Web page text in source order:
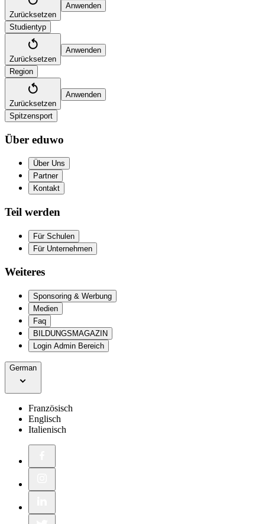
Zurücksetzen
Anwenden
Studientyp
Zurücksetzen
Anwenden
Region
Zurücksetzen
Anwenden
Spitzensport
Über eduwo
Über Uns
Partner
Kontakt
Teil werden
Für Schulen
Für Unternehmen
Weiteres
Sponsoring & Werbung
Medien
Faq
BILDUNGSMAGAZIN
Login Admin Bereich
German
Französisch
Englisch
Italienisch